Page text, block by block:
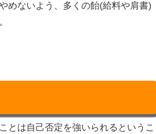
めないよう、多くの飴(給料や肩書)
とは自己否定を強いられるというこ